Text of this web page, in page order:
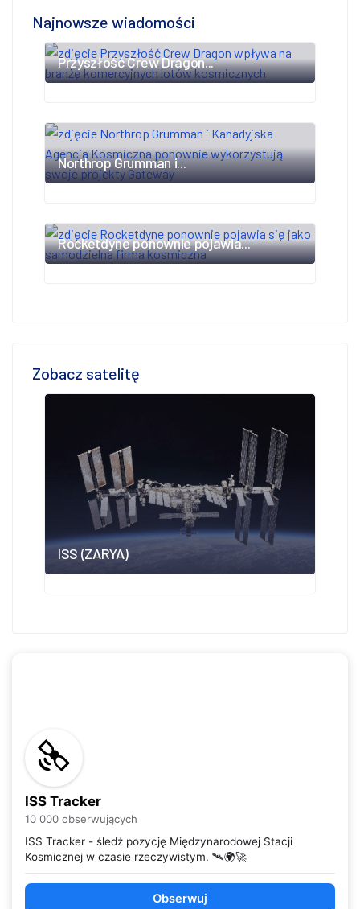
Najnowsze wiadomości
Przyszłość Crew Dragon...
Northrop Grumman i...
Rocketdyne ponownie pojawia...
Zobacz satelitę
ISS (ZARYA)
ISS Tracker
10 000 obserwujących
ISS Tracker - śledź pozycję Międzynarodowej Stacji
Kosmicznej w czasie rzeczywistym. 🛰️🌍🚀
Obserwuj